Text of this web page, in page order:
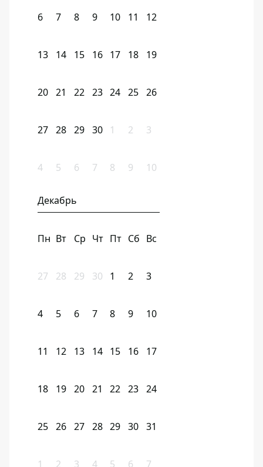
6 7 8 9 10 11 12
13 14 15 16 17 18 19
20 21 22 23 24 25 26
27 28 29 30 1 2 3
4 5 6 7 8 9 10
Декабрь
Пн Вт Ср Чт Пт Сб Вс
27 28 29 30 1 2 3
4 5 6 7 8 9 10
11 12 13 14 15 16 17
18 19 20 21 22 23 24
25 26 27 28 29 30 31
1 2 3 4 5 6 7